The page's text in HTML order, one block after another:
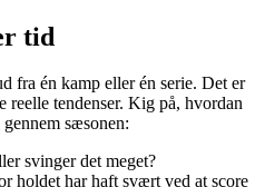
tid
fra én kamp eller én serie. Det er
tendenser. Kig på, hvordan
sæsonen:
svinger det meget?
holdet har haft svært ved at score